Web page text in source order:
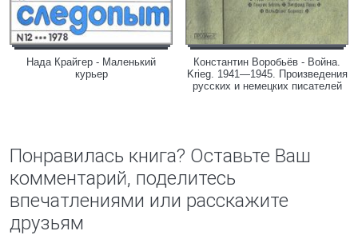
Нада Крайгер - Маленький
курьер
Константин Воробьёв - Война.
Krieg. 1941—1945. Произведения
русских и немецких писателей
Понравилась книга? Оставьте Ваш
комментарий, поделитесь
впечатлениями или расскажите
друзьям